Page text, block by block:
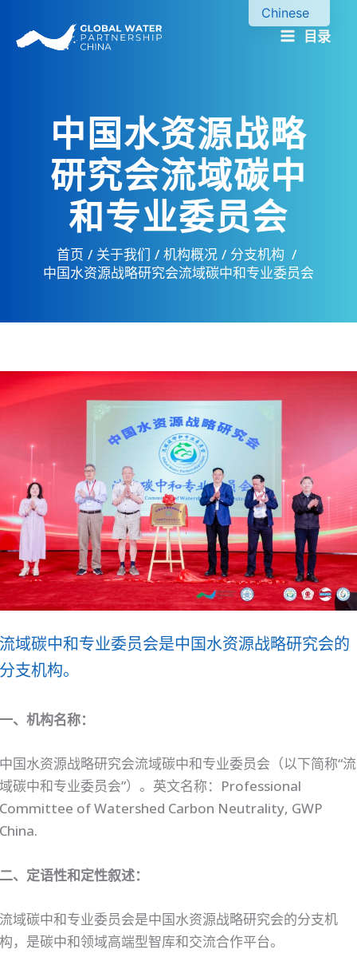
目录
中国水资源战略
研究会流域碳中
和专业委员会
首页 关于我们 机构概况
分支机构
中国水资源战略研究会流域碳中和专业委员会
流域碳中和专业委员会是中国水资源战略研究会的
分支机构。
一、机构名称：
中国水资源战略研究会流域碳中和专业委员会（以下简称“流
域碳中和专业委员会”）。英文名称：Professional
Committee of Watershed Carbon Neutrality, GWP
China.
二、定语性和定性叙述：
流域碳中和专业委员会是中国水资源战略研究会的分支机
构，是碳中和领域高端型智库和交流合作平台。
Chinese
English